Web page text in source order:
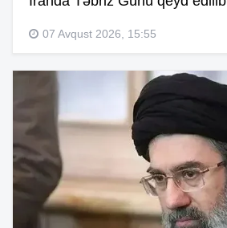
07 Avqust 2026, 15:55